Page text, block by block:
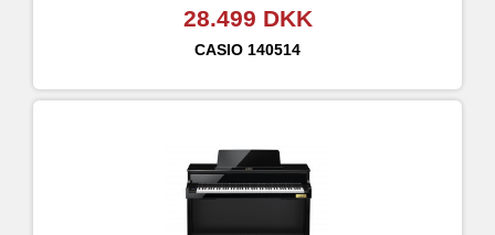
28.499 DKK
CASIO 140514